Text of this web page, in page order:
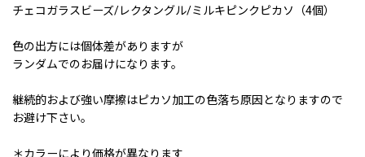
チェコガラスビーズ/レクタングル/ミルキピンクピカソ（4個）
色の出方には個体差がありますが
ランダムでのお届けになります。
継続的および強い摩擦はピカソ加工の色落ち原因となりますので
お避け下さい。
＊カラーにより価格が異なります